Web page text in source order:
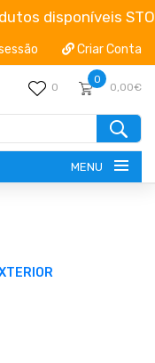
disponíveis
Criar Conta
0
0
0,00€
MENU